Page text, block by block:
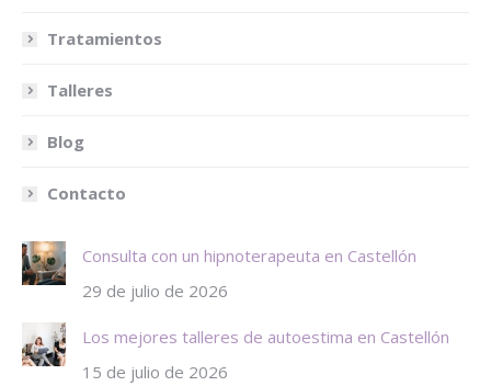
Tratamientos
Talleres
Blog
Contacto
Consulta con un hipnoterapeuta en Castellón
29 de julio de 2026
Los mejores talleres de autoestima en Castellón
15 de julio de 2026